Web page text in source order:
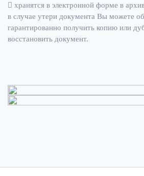
хранятся в электронной форме в
в случае утери документа Вы можете
гарантированно получить копию или
восстановить документ.